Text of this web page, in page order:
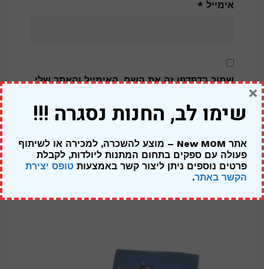
אימייל *
שמור בדפדפן זה את השם, האימייל והאתר שלי
מוצרים קשורים
שימו לב, החנות נסגרה !!!
אתר New MOM – מוצע להשכרה, למכירה או לשיתוף
פעולה עם ספקים בתחום המתנות ליולדות, לקבלת
פרטים נוספים ניתן ליצור קשר באמצעות טופס יצירת
הקשר באתר.
×